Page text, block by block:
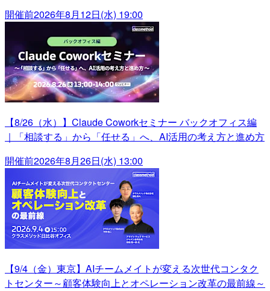
開催前2026年8月12日(水) 19:00
【8/26（水）】Claude Coworkセミナー バックオフィス編
｜「相談する」から「任せる」へ、AI活用の考え方と進め方
開催前2026年8月26日(水) 13:00
【9/4（金）東京】AIチームメイトが変える次世代コンタク
トセンター～顧客体験向上とオペレーション改革の最前線～